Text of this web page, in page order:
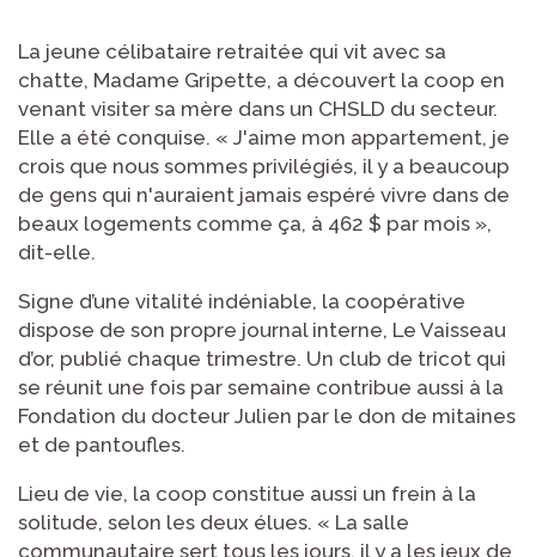
La jeune célibataire retraitée qui vit avec sa
chatte, Madame Gripette, a découvert la coop en
venant visiter sa mère dans un CHSLD du secteur.
Elle a été conquise. « J'aime mon appartement, je
crois que nous sommes privilégiés, il y a beaucoup
de gens qui n'auraient jamais espéré vivre dans de
beaux logements comme ça, à 462 $ par mois »,
dit-elle.
Signe d’une vitalité indéniable, la coopérative
dispose de son propre journal interne, Le Vaisseau
d’or, publié chaque trimestre. Un club de tricot qui
se réunit une fois par semaine contribue aussi à la
Fondation du docteur Julien par le don de mitaines
et de pantoufles.
Lieu de vie, la coop constitue aussi un frein à la
solitude, selon les deux élues. « La salle
communautaire sert tous les jours, il y a les jeux de